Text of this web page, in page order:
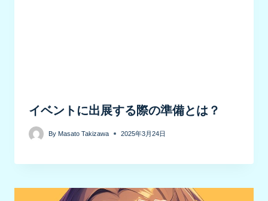
イベントに出展する際の準備とは？
By Masato Takizawa 2025年3月24日